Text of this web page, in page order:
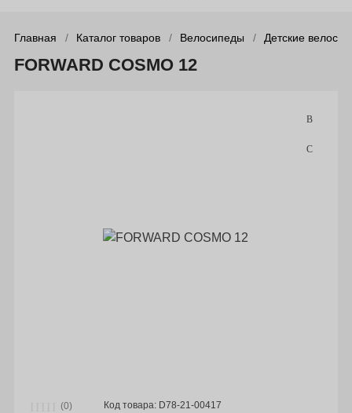
Главная Каталог товаров Велосипеды Детские
FORWARD COSMO 12
(0) Код товара: D78-21-00417